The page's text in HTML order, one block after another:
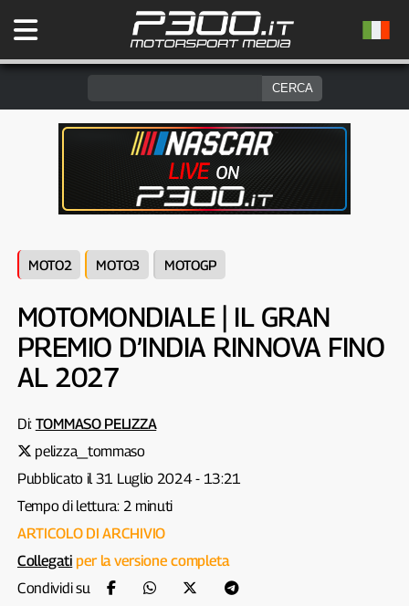
MOTO2 MOTO3 MOTOGP
MOTOMONDIALE | IL GRAN
PREMIO D’INDIA RINNOVA FINO
AL 2027
Di: TOMMASO PELIZZA
pelizza_tommaso
Pubblicato il 31 Luglio 2024 - 13:21
Tempo di lettura: 2 minuti
ARTICOLO DI ARCHIVIO
Collegati per la versione completa
Condividi su